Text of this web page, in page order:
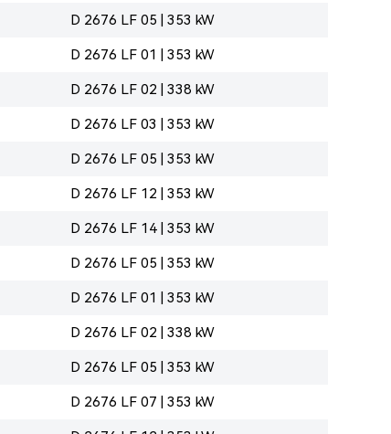
D 2676 LF 05 | 353 kW
D 2676 LF 01 | 353 kW
D 2676 LF 02 | 338 kW
D 2676 LF 03 | 353 kW
D 2676 LF 05 | 353 kW
D 2676 LF 12 | 353 kW
D 2676 LF 14 | 353 kW
D 2676 LF 05 | 353 kW
D 2676 LF 01 | 353 kW
D 2676 LF 02 | 338 kW
D 2676 LF 05 | 353 kW
D 2676 LF 07 | 353 kW